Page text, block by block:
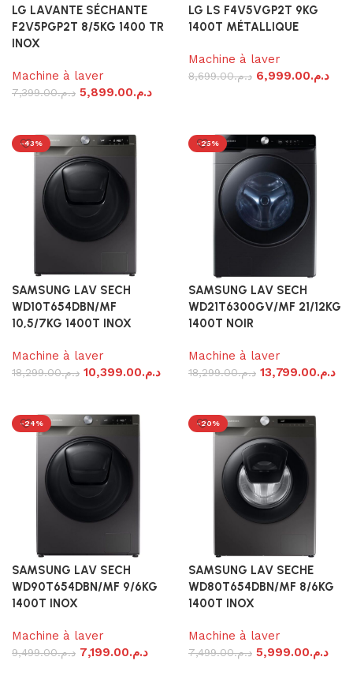
LG LAVANTE SÉCHANTE
F2V5PGP2T 8/5KG 1400 TR
INOX
Machine à laver
د.م.7,399.00 د.م.5,899.00
LG LS F4V5VGP2T 9KG
1400T MÉTALLIQUE
Machine à laver
د.م.8,699.00 د.م.6,999.00
-43%
SAMSUNG LAV SECH
WD10T654DBN/MF
10,5/7KG 1400T INOX
Machine à laver
د.م.18,299.00 د.م.10,399.00
-25%
SAMSUNG LAV SECH
WD21T6300GV/MF 21/12KG
1400T NOIR
Machine à laver
د.م.18,299.00 د.م.13,799.00
-24%
SAMSUNG LAV SECH
WD90T654DBN/MF 9/6KG
1400T INOX
Machine à laver
د.م.9,499.00 د.م.7,199.00
-20%
SAMSUNG LAV SECHE
WD80T654DBN/MF 8/6KG
1400T INOX
Machine à laver
د.م.7,499.00 د.م.5,999.00